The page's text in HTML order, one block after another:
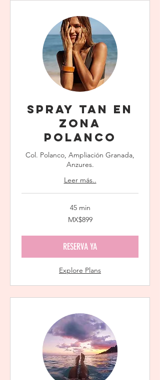
Spray Tan en
Zona
Polanco
Col. Polanco, Ampliación Granada,
Anzures.
Leer más..
45 min
MX$899
RESERVA YA
Explore Plans